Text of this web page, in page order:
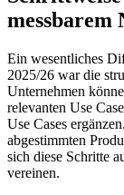
messbarem
Ein wesentliches
2025/26 war die
Unternehmen
relevanten Use
Use Cases
abgestimmten
sich diese Schritte
vereinen.